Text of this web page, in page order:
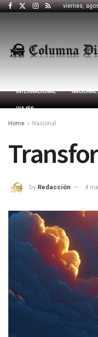
viernes,
INTERNACIONAL NACIONAL
VIAJES
Home Nacional
by Redacción 4